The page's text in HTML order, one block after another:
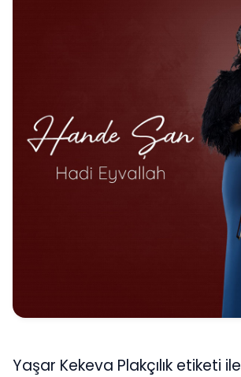
Yaşar Kekeva Plakçılık etiketi ile